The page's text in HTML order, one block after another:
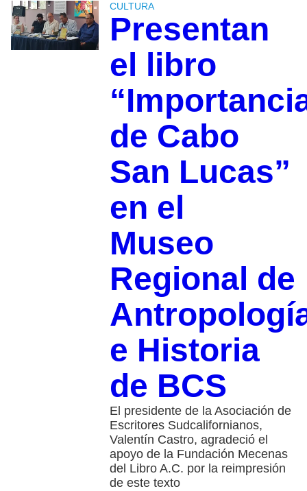
CULTURA
Presentan
el libro
de Cabo
San Lucas”
en el
Museo
Regional de
e Historia
de BCS
El presidente de la Asociación de
Escritores Sudcalifornianos,
Valentín Castro, agradeció el
apoyo de la Fundación Mecenas
del Libro A.C. por la reimpresión
de este texto